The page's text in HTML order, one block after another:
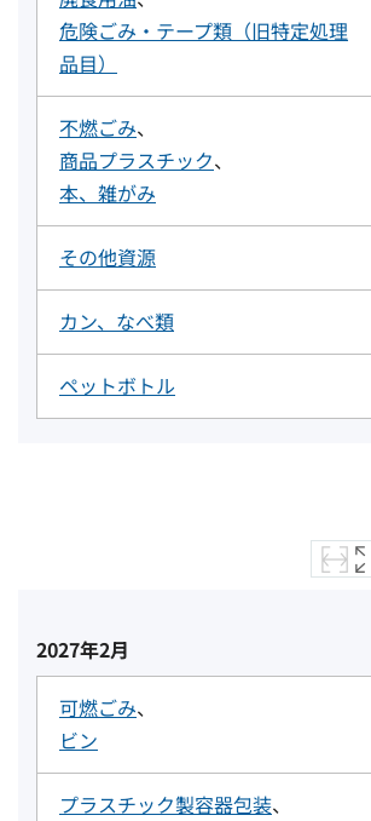
危険ごみ・テープ類（旧特定処理
品目）
不燃ごみ、
商品プラスチック、
本、雑がみ
その他資源
カン、なべ類
ペットボトル
2027年2月
可燃ごみ、
ビン
プラスチック製容器包装、